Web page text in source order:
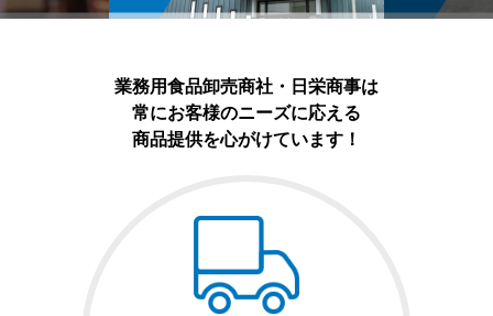
業務用食品卸売商社・日栄商事は
常にお客様のニーズに応える
商品提供を心がけています！